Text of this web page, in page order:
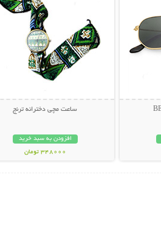
ساعت مچی دخترانه ترنج
افزودن به سبد خرید
348000 تومان